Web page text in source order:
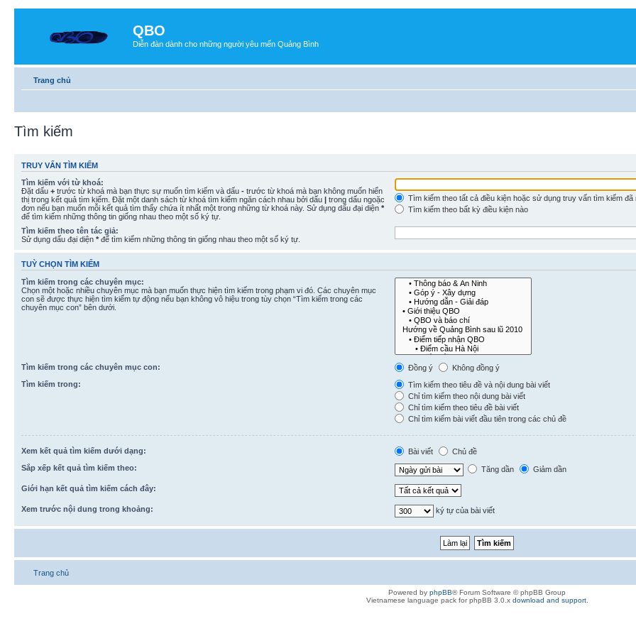
QBO
Diễn đàn dành cho những người yêu mến Quảng Bình
Trang chủ
Tìm kiếm
TRUY VẤN TÌM KIẾM
Tìm kiếm với từ khoá:
Đặt dấu + trước từ khoá mà bạn thực sự muốn tìm kiếm và dấu - trước từ khoá mà bạn không muốn hiển
thị trong kết quả tìm kiếm. Đặt một danh sách từ khoá tìm kiếm ngăn cách nhau bởi dấu | trong dấu ngoặc
đơn nếu bạn muốn mỗi kết quả tìm thấy chứa ít nhất một trong những từ khoá này. Sử dụng dấu đại diện *
để tìm kiếm những thông tin giống nhau theo một số ký tự.
Tìm kiếm theo tất cả điều kiện hoặc sử dụng truy vấn tìm kiếm đã
Tìm kiếm theo bất kỳ điều kiện nào
Tìm kiếm theo tên tác giả:
Sử dụng dấu đại diện * để tìm kiếm những thông tin giống nhau theo một số ký tự.
TUỲ CHỌN TÌM KIẾM
Tìm kiếm trong các chuyên mục:
Chọn một hoặc nhiều chuyên mục mà bạn muốn thực hiện tìm kiếm trong phạm vi đó. Các chuyên mục
con sẽ được thực hiện tìm kiếm tự động nếu bạn không vô hiệu trong tùy chọn “Tìm kiếm trong các
chuyên mục con” bên dưới.
Tìm kiếm trong các chuyên mục con: Đồng ý
Không đồng ý
Tìm kiếm trong:
Tìm kiếm theo tiêu đề và nội dung bài viết
Chỉ tìm kiếm theo nội dung bài viết
Chỉ tìm kiếm theo tiêu đề bài viết
Chỉ tìm kiếm bài viết đầu tiên trong các chủ đề
Xem kết quả tìm kiếm dưới dạng: Bài viết
Chủ đề
Sắp xếp kết quả tìm kiếm theo:
Tăng dần Giảm dần
Giới hạn kết quả tìm kiếm cách đây:
Xem trước nội dung trong khoảng: ký tự của bài viết
Trang chủ
Powered by phpBB® Forum Software © phpBB Group
Vietnamese language pack for phpBB 3.0.x download and support.